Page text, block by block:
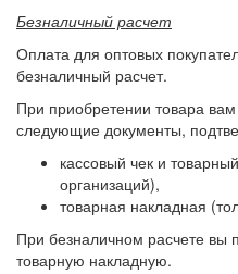
Безналичный расчет
Оплата для оптовых
безналичный расчет.
При приобретении товара
следующие документы,
кассовый чек и
организаций),
товарная накладная
При безналичном расчете вы
товарную накладную.